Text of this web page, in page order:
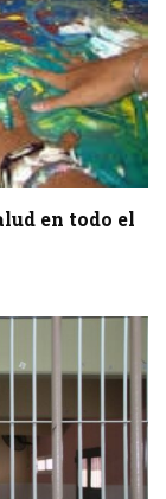
en todo el